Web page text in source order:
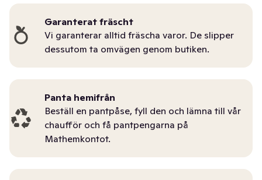
Garanterat fräscht
Vi garanterar alltid fräscha varor. De slipper
dessutom ta omvägen genom butiken.
Panta hemifrån
Beställ en pantpåse, fyll den och lämna till vår
chaufför och få pantpengarna på
Mathemkontot.